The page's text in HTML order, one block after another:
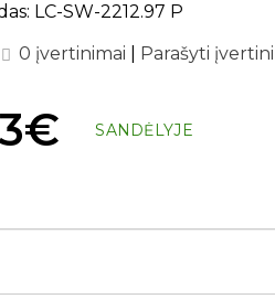
LC-SW-2212.97 P
0 įvertinimai
Parašyti
SANDĖLYJE